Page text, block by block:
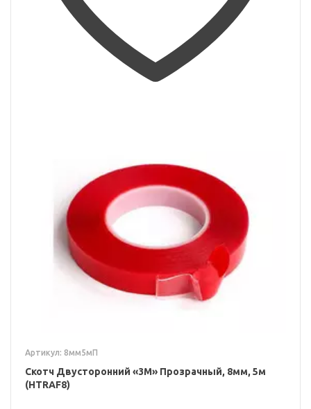
Артикул: 8мм5мП
Скотч Двусторонний «3M» Прозрачный, 8мм, 5м
(HTRAF8)